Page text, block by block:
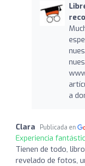
a
Clara Publicada en
Experiencia
Tienen de todo,
revelado de fotos,